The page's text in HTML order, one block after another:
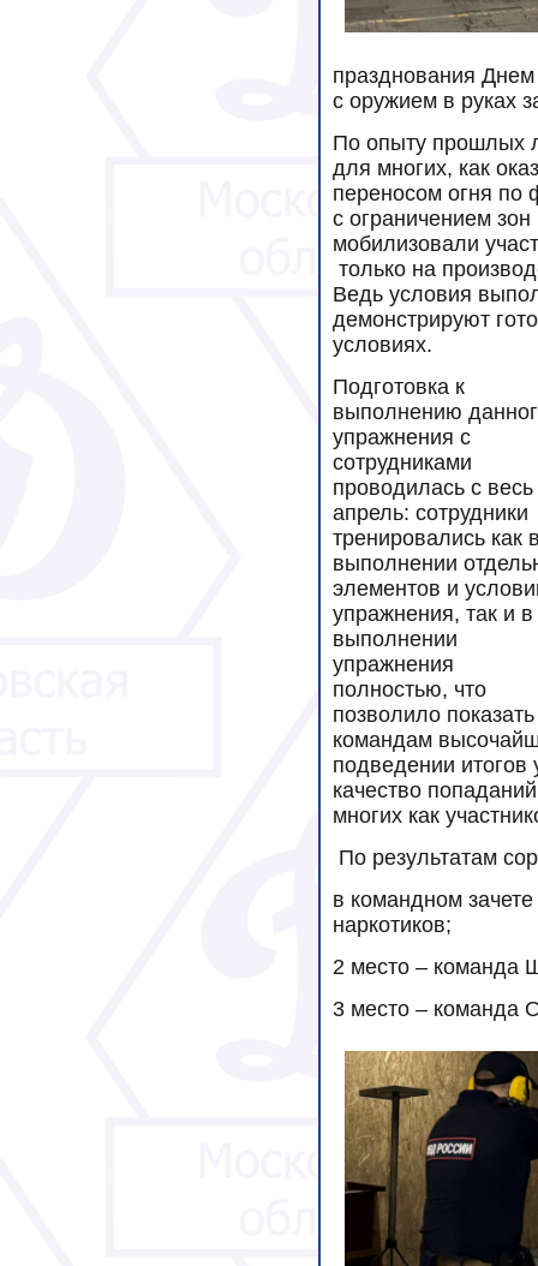
празднования
с оружием в руках
По опыту прошлых
для многих, как
переносом огня по
с ограничением
мобилизовали
только на
Ведь условия
демонстрируют
условиях.
Подготовка к
выполнению
упражнения с
сотрудниками
проводилась с весь
апрель: сотрудники
тренировались как
выполнении
элементов и
упражнения, так и в
выполнении
упражнения
полностью, что
позволило показать
командам
подведении итогов
качество
многих как
По результатам
в командном
наркотиков;
2 место – команда
3 место – команда